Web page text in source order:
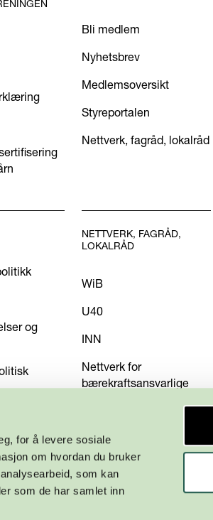
for å levere sosiale
om hvordan du bruker
som kan
som de har samlet inn
Bli medlem
Nyhetsbrev
Medlemsoversikt
Styreportalen
Nettverk, fagråd, lokalråd
og
NETTVERK, FAGRÅD,
LOKALRÅD
WiB
U40
INN
Nettverk for
bærekraftsansvarlige